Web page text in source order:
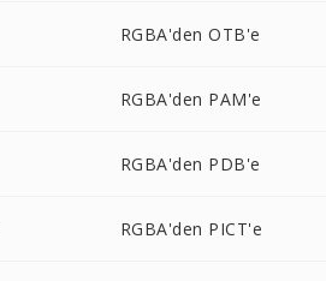
RGBA'den OTB'e
RGBA'den PAM'e
RGBA'den PDB'e
RGBA'den PICT'e